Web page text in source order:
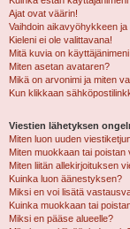
Ajat ovat väärin!
Vaihdoin aikavyöhykkeen
Kieleni ei ole valittavana!
Mitä kuvia on
Miten asetan avataren?
Mikä on arvonimi ja miten
Kun klikkaan
Viestien lähetyksen
Miten luon uuden
Miten muokkaan tai poistan
Miten liitän allekirjoituksen
Kuinka luon äänestyksen?
Miksi en voi lisätä
Kuinka muokkaan tai
Miksi en pääse alueelle?